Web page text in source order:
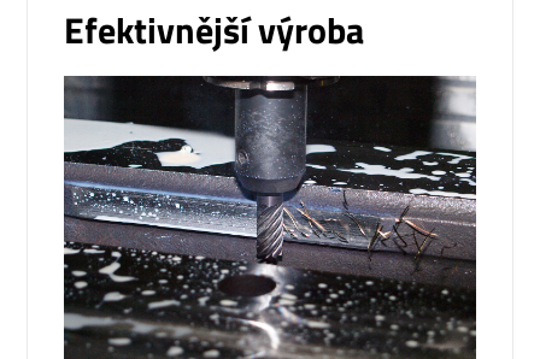
Efektivnější výroba